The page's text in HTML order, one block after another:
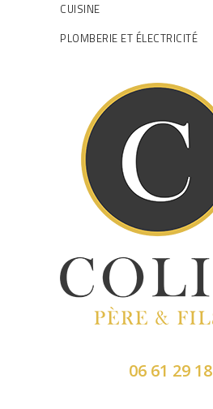
CUISINE
PLOMBERIE ET ÉLECTRICITÉ
06 61 29